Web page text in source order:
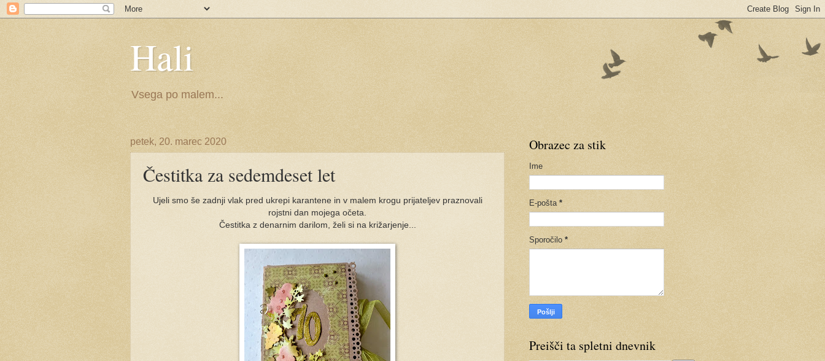
Hali
Vsega po malem...
petek, 20. marec 2020
Čestitka za sedemdeset let
Ujeli smo še zadnji vlak pred ukrepi karantene in v malem krogu prijateljev praznovali
rojstni dan mojega očeta.
Čestitka z denarnim darilom, želi si na križarjenje...
Obrazec za stik
Ime
E-pošta *
Sporočilo *
Preišči ta spletni dnevnik